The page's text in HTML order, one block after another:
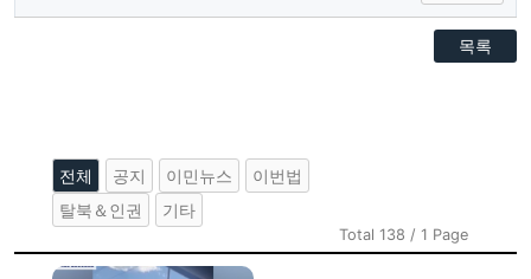
목록
전체 공지 이민뉴스
이번법
탈북＆인권
기타
Total 138 / 1 Page